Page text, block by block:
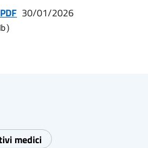
30/01/2026
medici